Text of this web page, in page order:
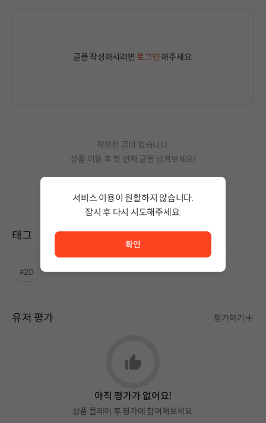
글을 작성하시려면 로그인 해주세요.
작성된 글이 없습니다.
상품 이용 후 첫 번째 글을 남겨보세요!
태그
#2D
유저 평가 평가하기
아직 평가가 없어요!
상품 플레이 후 평가에 참여해보세요.
서비스 이용이 원활하지 않습니다.
잠시 후 다시 시도해주세요.
확인